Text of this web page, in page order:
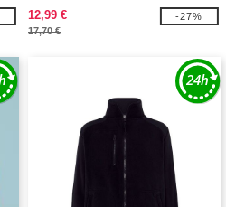
12,99 €
17,70 €
-27%